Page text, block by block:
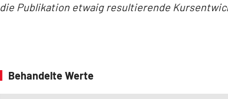
die Publikation etwaig resultierende
Behandelte Werte